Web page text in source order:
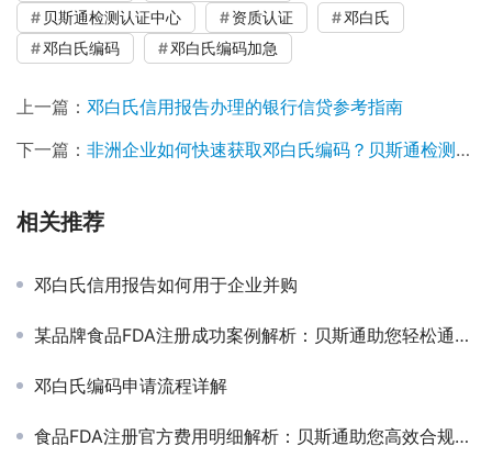
贝斯通检测认证中心
资质认证
邓白氏
邓白氏编码
邓白氏编码加急
上一篇： 邓白氏信用报告办理的银行信贷参考指南
下一篇： 非洲企业如何快速获取邓白氏编码？贝斯通检测认证中心加急服务详解
相关推荐
邓白氏信用报告如何用于企业并购
某品牌食品FDA注册成功案例解析：贝斯通助您轻松通关国际市场
邓白氏编码申请流程详解
食品FDA注册官方费用明细解析：贝斯通助您高效合规通关